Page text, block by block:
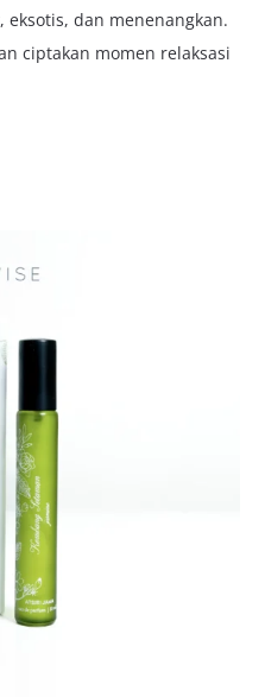
dan menenangkan.
ciptakan momen relaksasi